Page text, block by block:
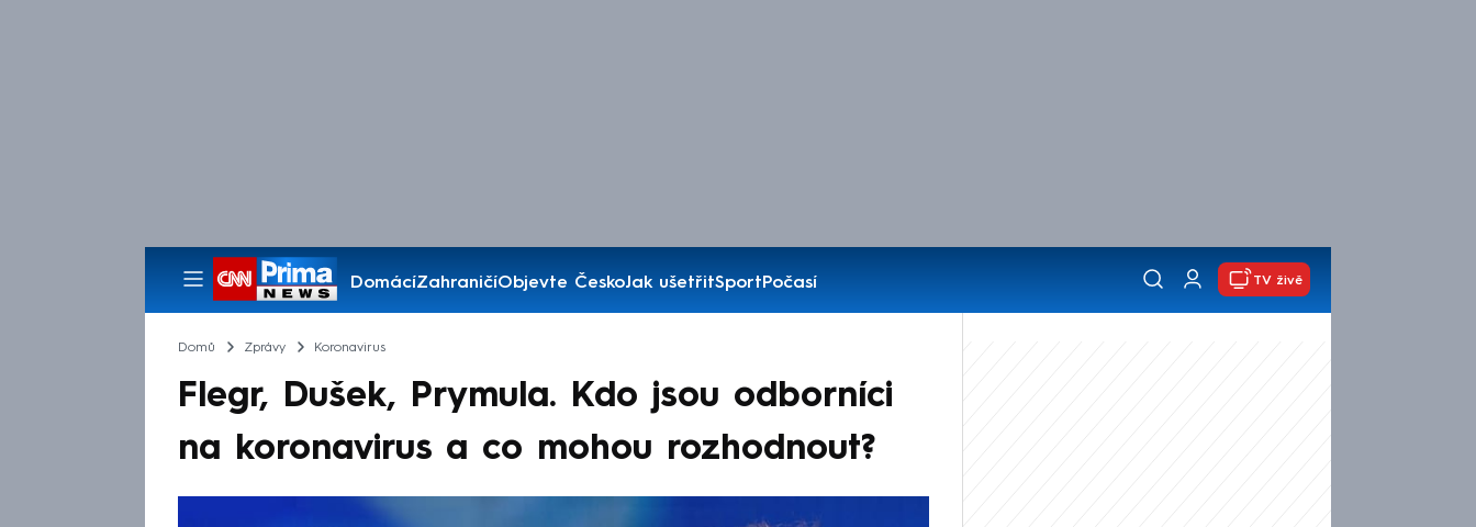
DomácíZahraničíObjevte ČeskoJak ušetřitSportPočasí
Pořady
TV živě
Domů Zprávy Koronavirus
Flegr, Dušek, Prymula. Kdo jsou odborníci
na koronavirus a co mohou rozhodnout?